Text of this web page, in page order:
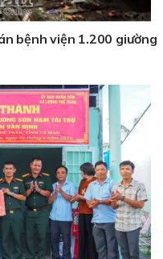
bệnh viện 1.200 giường